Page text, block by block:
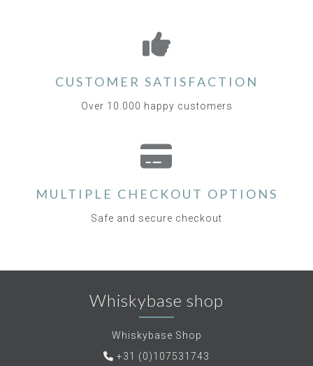
CUSTOMER SATISFACTION
Over 10.000 happy customers
MULTIPLE CHECKOUT OPTIONS
Safe and secure checkout
Whiskybase shop
Whiskybase Shop
+31 (0)107531743